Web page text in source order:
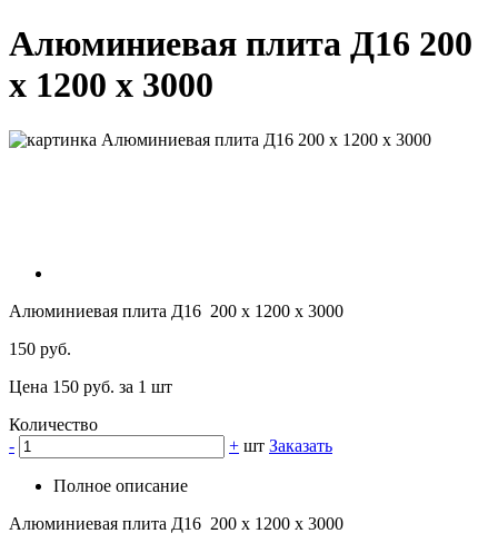
Алюминиевая плита Д16 200
x 1200 x 3000
Алюминиевая плита Д16 200 x 1200 x 3000
150 руб.
Цена 150 руб. за 1 шт
Количество
-
+ шт Заказать
Полное описание
Алюминиевая плита Д16 200 x 1200 x 3000